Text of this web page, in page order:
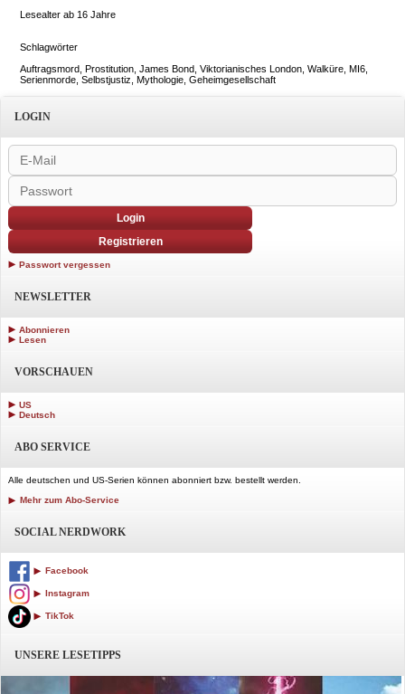
Lesealter ab 16 Jahre
Schlagwörter
Auftragsmord, Prostitution, James Bond, Viktorianisches London, Walküre, MI6,
Serienmorde, Selbstjustiz, Mythologie, Geheimgesellschaft
LOGIN
Login
Registrieren
Passwort vergessen
NEWSLETTER
Abonnieren
Lesen
VORSCHAUEN
US
Deutsch
ABO SERVICE
Alle deutschen und US-Serien können abonniert bzw. bestellt werden.
Mehr zum Abo-Service
SOCIAL NERDWORK
Facebook
Instagram
TikTok
UNSERE LESETIPPS